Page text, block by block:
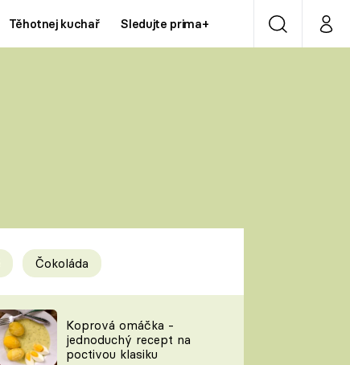
Těhotnej kuchař Sledujte prima+ VyhledáváníMůj
Prima LAJK
Sledujte nás
Čokoláda
Koprová omáčka -
jednoduchý recept na
poctivou klasiku